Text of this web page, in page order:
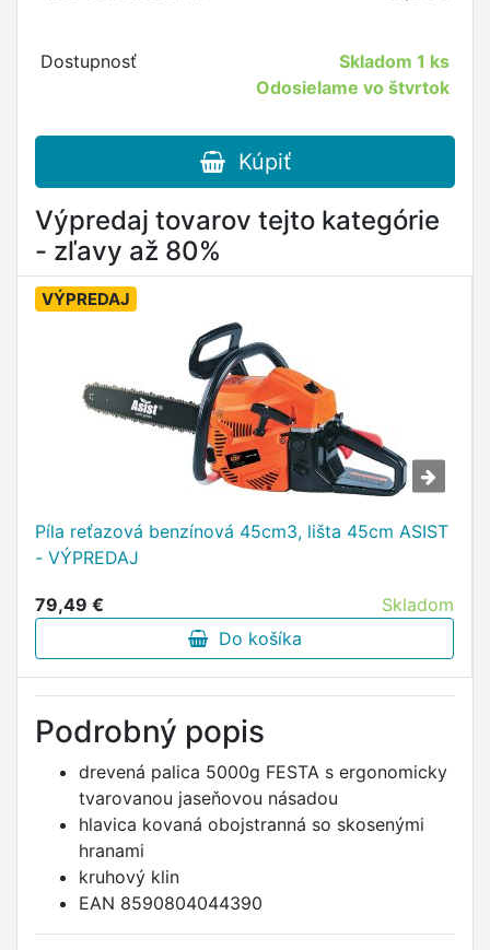
Dostupnosť Skladom1 ks
Odosielame vo štvrtok
Kúpiť
Výpredaj tovarov tejto kategórie
- zľavy až 80%
VÝPREDAJ
Píla reťazová benzínová 45cm3, lišta 45cm ASIST
- VÝPREDAJ
79,49 €
Skladom
Do košíka
Podrobný popis
drevená palica 5000g FESTA s ergonomicky
tvarovanou jaseňovou násadou
hlavica kovaná obojstranná so skosenými
hranami
kruhový klin
EAN 8590804044390